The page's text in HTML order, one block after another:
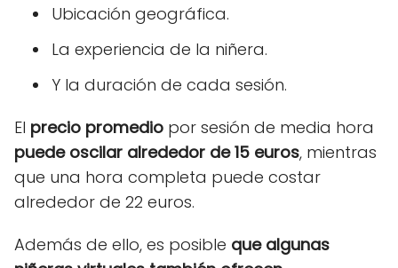
Ubicación geográfica.
La experiencia de la niñera.
Y la duración de cada sesión.
El precio promedio por sesión de media hora
puede oscilar alrededor de 15 euros, mientras
que una hora completa puede costar
alrededor de 22 euros.
Además de ello, es posible que algunas